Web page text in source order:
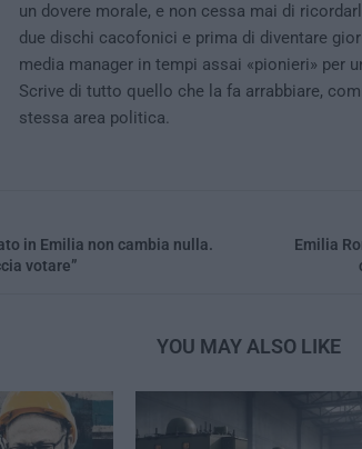
un dovere morale, e non cessa mai di
due dischi cacofonici e prima di diventare
media manager in tempi assai «pionieri» per
Scrive di tutto quello che la fa arrabbiare,
stessa area politica.
in Emilia non cambia nulla.
votare”
Emilia
YOU MAY ALSO LIKE